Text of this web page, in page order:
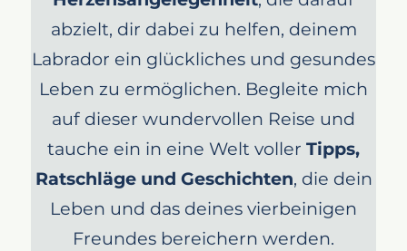
abzielt, dir dabei zu helfen, deinem
Labrador ein glückliches und gesundes
Leben zu ermöglichen. Begleite mich
auf dieser wundervollen Reise und
tauche ein in eine Welt voller Tipps,
Ratschläge und Geschichten, die dein
Leben und das deines vierbeinigen
Freundes bereichern werden.